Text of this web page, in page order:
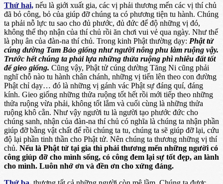
Thứ hai, nếu là giới xuất gia, các vị phải thương mến các vị thí chủ
đã bỏ công, bỏ của giúp đỡ chúng ta có phương tiện tu hành. Chúng
ta phải nỗ lực tu sao cho đủ phước, đủ đức để độ những vị đó,
không thể thọ nhận của thí chủ rồi ăn chơi vui vẻ qua ngày. Như thế
là phụ ân của đàn-na thí chủ. Trong kinh Phật thường dạy: Phật tử
cúng dường Tam Bảo giống như người nông phu làm ruộng vậy.
Trước hết chúng ta phải lựa những thửa ruộng phì nhiêu đất tốt
để gieo giống. Cũng vậy, Phật tử cúng dường Tăng Ni cũng phải
nghĩ chỗ nào tu hành chân chánh, những vị tiến lên theo con đường
Phật chỉ dạy… đó là những vị gánh vác Phật sự đáng quí, đáng
kính. Gieo giống những thửa ruộng tốt hết rồi mới tiếp theo những
thửa ruộng vừa phải, không tốt lắm và cuối cùng là những thửa
ruộng khô cằn. Như vậy người tu là người tạo phước đức cho
chúng sanh, nhận của đàn-na thí chủ có nghĩa là chúng ta nhận phần
giúp đỡ bằng vật chất để rồi chúng ta tu, chúng ta sẽ giúp đỡ lại, cứu
độ lại phần tinh thần cho Phật tử. Nên chúng ta thương những vị thí
chủ. Nếu là Phật tử tại gia thì phải thương mến những người có
công giúp đỡ cho mình sống, có công đem lại sự tốt đẹp, an lành
cho mình. Luôn nhớ ơn và đền ơn cho xứng đáng.